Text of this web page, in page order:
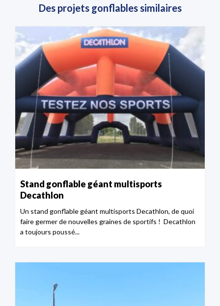
Des projets gonflables similaires
Stand gonflable géant multisports
Decathlon
Un stand gonflable géant multisports Decathlon, de quoi
faire germer de nouvelles graines de sportifs ! Decathlon
a toujours poussé...